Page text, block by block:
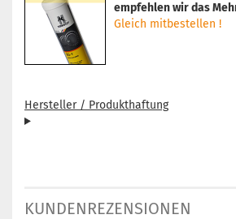
empfehlen wir das
Gleich mitbestellen !
Hersteller / Produkthaftung
KUNDENREZENSIONEN